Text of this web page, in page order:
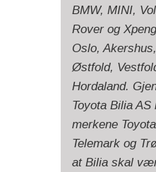
BMW, MINI,
Rover og
Oslo,
Østfold,
Hordaland.
Toyota Bilia
merkene
Telemark og
at Bilia skal